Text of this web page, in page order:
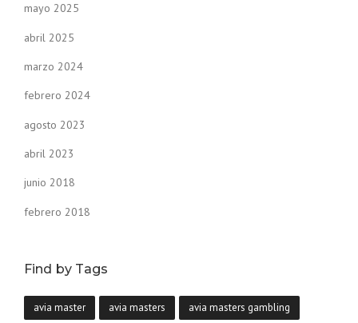
mayo 2025
abril 2025
marzo 2024
febrero 2024
agosto 2023
abril 2023
junio 2018
febrero 2018
Find by Tags
avia master avia masters avia masters gambling